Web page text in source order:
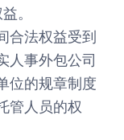
。
法权益受到
人事外包公司
位的规章制度
管人员的权